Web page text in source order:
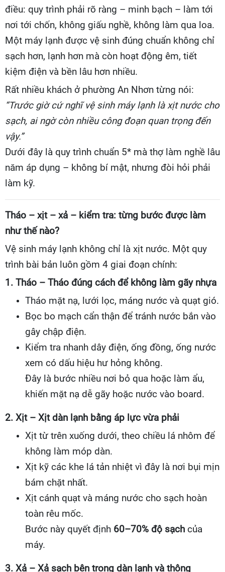
điều: quy trình phải rõ ràng – minh bạch – làm tới
nơi tới chốn, không giấu nghề, không làm qua loa.
Một máy lạnh được vệ sinh đúng chuẩn không chỉ
sạch hơn, lạnh hơn mà còn hoạt động êm, tiết
kiệm điện và bền lâu hơn nhiều.
Rất nhiều khách ở phường An Nhơn từng nói:
“Trước giờ cứ nghĩ vệ sinh máy lạnh là xịt nước cho
sạch, ai ngờ còn nhiều công đoạn quan trọng đến
vậy.”
Dưới đây là quy trình chuẩn 5* mà thợ làm nghề lâu
năm áp dụng – không bí mật, nhưng đòi hỏi phải
làm kỹ.
Tháo – xịt – xả – kiểm tra: từng bước được làm
như thế nào?
Vệ sinh máy lạnh không chỉ là xịt nước. Một quy
trình bài bản luôn gồm 4 giai đoạn chính:
1. Tháo – Tháo đúng cách để không làm gãy nhựa
Tháo mặt nạ, lưới lọc, máng nước và quạt gió.
Bọc bo mạch cẩn thận để tránh nước bắn vào
gây chập điện.
Kiểm tra nhanh dây điện, ống đồng, ống nước
xem có dấu hiệu hư hỏng không.
Đây là bước nhiều nơi bỏ qua hoặc làm ẩu,
khiến mặt nạ dễ gãy hoặc nước vào board.
2. Xịt – Xịt dàn lạnh bằng áp lực vừa phải
Xịt từ trên xuống dưới, theo chiều lá nhôm để
không làm móp dàn.
Xịt kỹ các khe lá tản nhiệt vì đây là nơi bụi mịn
bám chặt nhất.
Xịt cánh quạt và máng nước cho sạch hoàn
toàn rêu mốc.
Bước này quyết định 60–70% độ sạch của
máy.
3. Xả – Xả sạch bên trong dàn lạnh và thông